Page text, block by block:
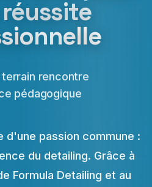
rencontre
pédagogique
d'une passion commune :
du detailing. Grâce à
Formula Detailing et au